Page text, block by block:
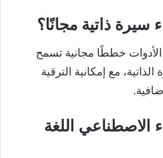
ذاتية مجانًا؟
الأدوات خططًا مجانية تسمح
مع إمكانية الترقية
الاصطناعي اللغة